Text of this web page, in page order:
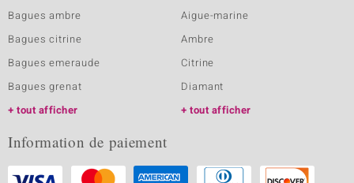
Bagues ambre
Bagues citrine
Bagues emeraude
Bagues grenat
tout afficher
Aigue-marine
Ambre
Citrine
Diamant
tout afficher
Information de paiement